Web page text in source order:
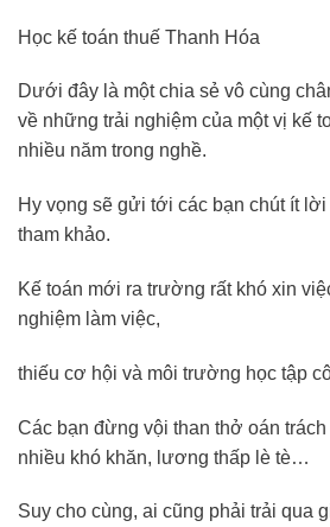
Học kế toán thuế Thanh Hóa
Dưới đây là một chia sẻ vô cùng
về những trải nghiệm của một vị kế
nhiều năm trong nghề.
Hy vọng sẽ gửi tới các bạn chút ít
tham khảo.
Kế toán mới ra trường rất khó xin
nghiệm làm việc,
thiếu cơ hội và môi trường học tập
Các bạn đừng vội than thở oán
nhiều khó khăn, lương thấp lè tè…
Suy cho cùng, ai cũng phải trải qua